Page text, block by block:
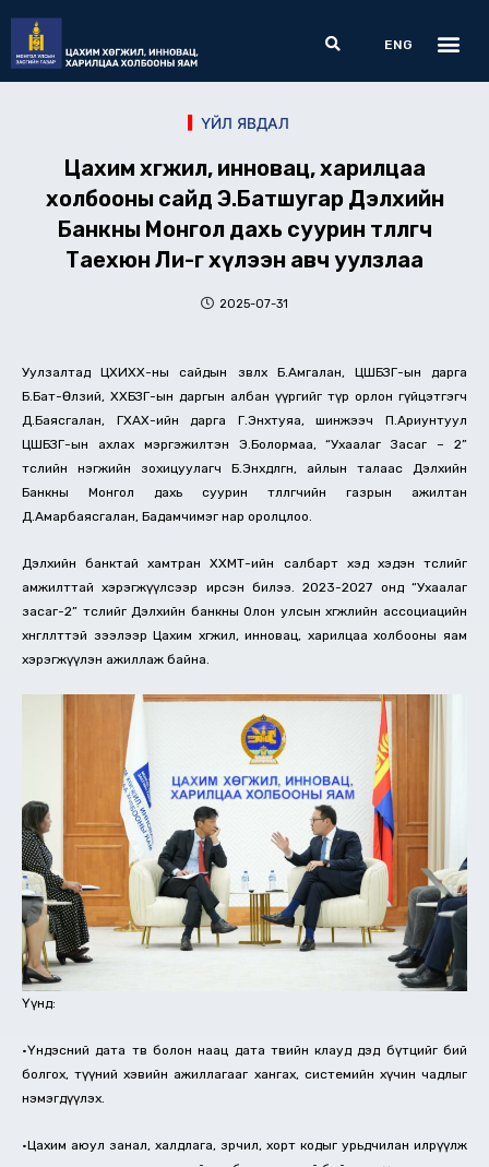
content
Search
ENG
ҮЙЛ ЯВДАЛ
Цахим хөгжил, инновац, харилцаа
холбооны сайд Э.Батшугар Дэлхийн
Банкны Монгол дахь суурин төлөөлөгч
Таехюн Ли-г хүлээн авч уулзлаа
2025-07-31
Уулзалтад ЦХИХХ-ны сайдын зөвлөх Б.Амгалан, ЦШБЗГ-ын дарга
Б.Бат-Өлзий, ХХБЗГ-ын даргын албан үүргийг түр орлон гүйцэтгэгч
Д.Баясгалан, ГХАХ-ийн дарга Г.Энхтуяа, шинжээч П.Ариунтуул
ЦШБЗГ-ын ахлах мэргэжилтэн Э.Болормаа, “Ухаалаг Засаг – 2”
төслийн нэгжийн зохицуулагч Б.Энхдөлгөөн, айлын талаас Дэлхийн
Банкны Монгол дахь суурин төлөөлөгчийн газрын ажилтан
Д.Амарбаясгалан, Бадамчимэг нар оролцлоо.
Дэлхийн банктай хамтран ХХМТ-ийн салбарт хэд хэдэн төслийг
амжилттай хэрэгжүүлсээр ирсэн билээ. 2023-2027 онд “Ухаалаг
засаг-2” төслийг Дэлхийн банкны Олон улсын хөгжлийн ассоциацийн
хөнгөлөлттэй зээлээр Цахим хөгжил, инновац, харилцаа холбооны яам
хэрэгжүүлэн ажиллаж байна.
Үүнд:
•Үндэсний дата төв болон наац дата төвийн клауд дэд бүтцийг бий
болгох, түүний хэвийн ажиллагааг хангах, системийн хүчин чадлыг
нэмэгдүүлэх.
•Цахим аюул занал, халдлага, зөрчил, хорт кодыг урьдчилан илрүүлж